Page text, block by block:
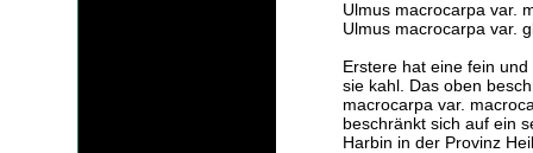
Ulmus macrocarpa var.
Ulmus macrocarpa var.
Erstere hat eine fein
sie kahl. Das oben
macrocarpa var.
beschränkt sich auf ein
Harbin in der Provinz